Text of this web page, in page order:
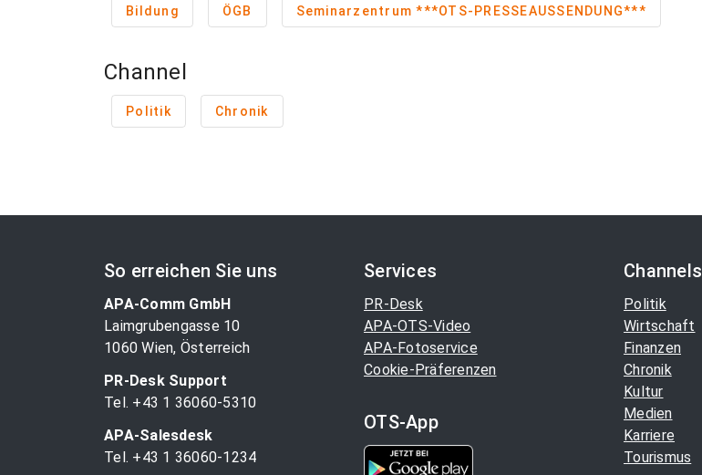
Bildung ÖGB Seminarzentrum ***OTS-PRESSEAUSSENDUNG***
Channel
Politik Chronik
So erreichen Sie uns
APA-Comm GmbH
Laimgrubengasse 10
1060 Wien, Österreich
PR-Desk Support
Tel. +43 1 36060-5310
APA-Salesdesk
Tel. +43 1 36060-1234
Services
PR-Desk
APA-OTS-Video
APA-Fotoservice
Cookie-Präferenzen
OTS-App
Channels
Politik
Wirtschaft
Finanzen
Chronik
Kultur
Medien
Karriere
Tourismus